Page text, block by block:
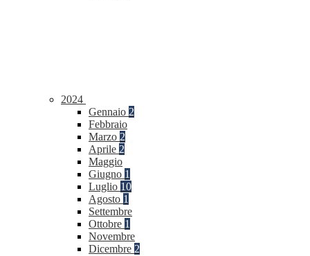
2024
Gennaio 2
Febbraio
Marzo 2
Aprile 2
Maggio
Giugno 1
Luglio 10
Agosto 1
Settembre
Ottobre 1
Novembre
Dicembre 2